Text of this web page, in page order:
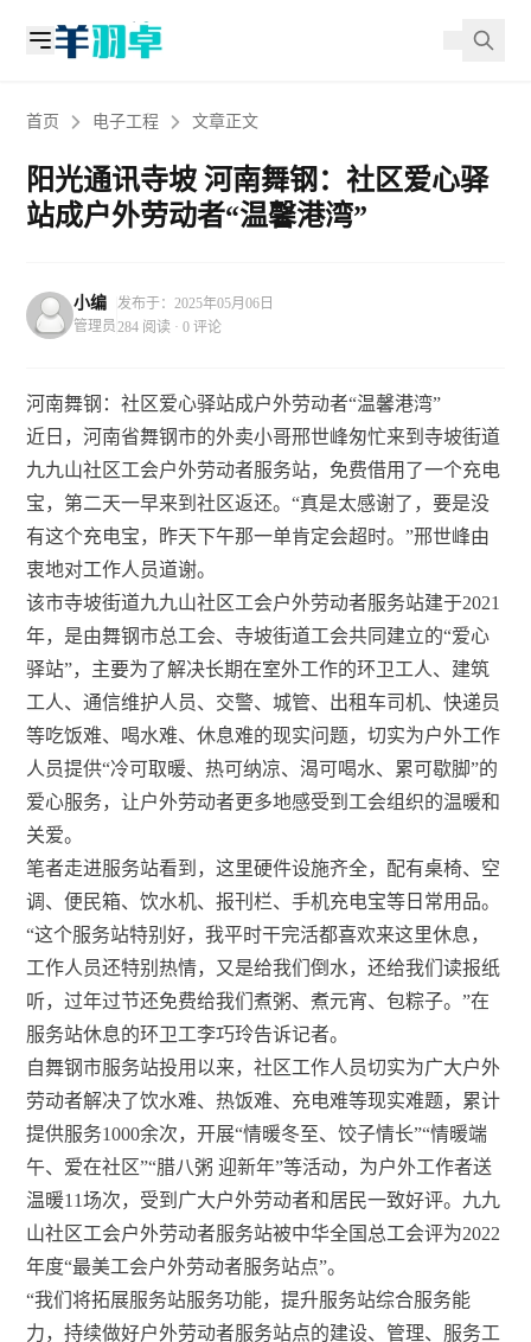
首页 电子工程 文章正文
阳光通讯寺坡 河南舞钢：社区爱心驿
站成户外劳动者“温馨港湾”
小编
管理员
发布于：2025年05月06日
284 阅读 · 0 评论
河南舞钢：社区爱心驿站成户外劳动者“温馨港湾”
近日，河南省舞钢市的外卖小哥邢世峰匆忙来到寺坡街道
九九山社区工会户外劳动者服务站，免费借用了一个充电
宝，第二天一早来到社区返还。“真是太感谢了，要是没
有这个充电宝，昨天下午那一单肯定会超时。”邢世峰由
衷地对工作人员道谢。
该市寺坡街道九九山社区工会户外劳动者服务站建于2021
年，是由舞钢市总工会、寺坡街道工会共同建立的“爱心
驿站”，主要为了解决长期在室外工作的环卫工人、建筑
工人、通信维护人员、交警、城管、出租车司机、快递员
等吃饭难、喝水难、休息难的现实问题，切实为户外工作
人员提供“冷可取暖、热可纳凉、渴可喝水、累可歇脚”的
爱心服务，让户外劳动者更多地感受到工会组织的温暖和
关爱。
笔者走进服务站看到，这里硬件设施齐全，配有桌椅、空
调、便民箱、饮水机、报刊栏、手机充电宝等日常用品。
“这个服务站特别好，我平时干完活都喜欢来这里休息，
工作人员还特别热情，又是给我们倒水，还给我们读报纸
听，过年过节还免费给我们煮粥、煮元宵、包粽子。”在
服务站休息的环卫工李巧玲告诉记者。
自舞钢市服务站投用以来，社区工作人员切实为广大户外
劳动者解决了饮水难、热饭难、充电难等现实难题，累计
提供服务1000余次，开展“情暖冬至、饺子情长”“情暖端
午、爱在社区”“腊八粥 迎新年”等活动，为户外工作者送
温暖11场次，受到广大户外劳动者和居民一致好评。九九
山社区工会户外劳动者服务站被中华全国总工会评为2022
年度“最美工会户外劳动者服务站点”。
“我们将拓展服务站服务功能，提升服务站综合服务能
力，持续做好户外劳动者服务站点的建设、管理、服务工